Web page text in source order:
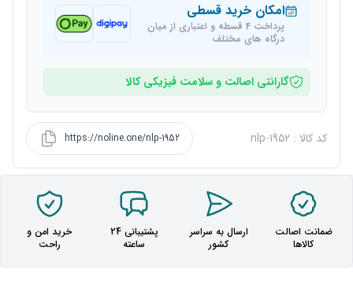
امکان خرید قسطی
پرداخت 4 قسطه و اعتباری از میان
درگاه های مختلف
گارانتی اصالت و سلامت فیزیکی کالا
کد کالا : nlp-1952 https://noline.one/nlp-1952
ضمانت اصالت
کالاها
ارسال به سراسر
کشور
پشتیبانی 24
ساعته
خرید امن و
راحت